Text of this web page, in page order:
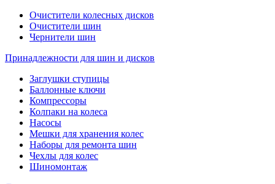
Очистители колесных дисков
Очистители шин
Чернители шин
Принадлежности для шин и дисков
Заглушки ступицы
Баллонные ключи
Компрессоры
Колпаки на колеса
Насосы
Мешки для хранения колес
Наборы для ремонта шин
Чехлы для колес
Шиномонтаж